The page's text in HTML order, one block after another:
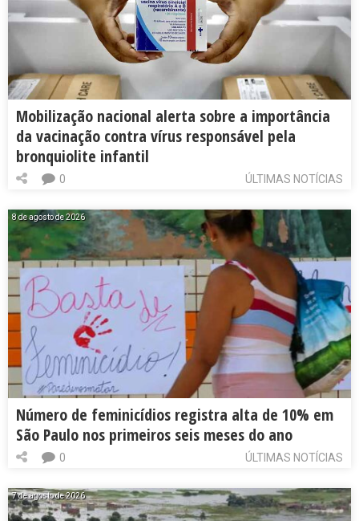
Mobilização nacional alerta sobre a importância
da vacinação contra vírus responsável pela
bronquiolite infantil
ÚLTIMAS NOTÍCIAS
0
8 de agosto de 2026
Número de feminicídios registra alta de 10% em
São Paulo nos primeiros seis meses do ano
ÚLTIMAS NOTÍCIAS
0
7 de agosto de 2026